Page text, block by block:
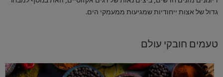
גדול של אצות ייחודיות שמגיעות ממעמקי הים.
טעמים חובקי עולם